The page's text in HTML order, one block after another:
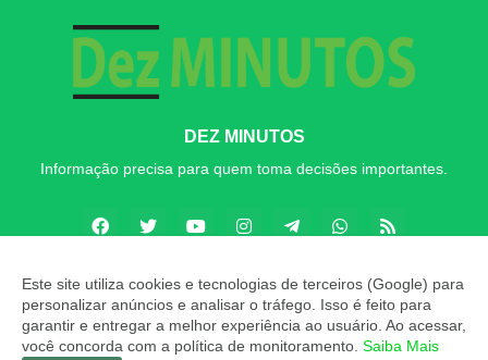
DEZ MINUTOS
Informação precisa para quem toma decisões importantes.
Copyright ©2026Dez MINUTOS
INÍCIO SOBRE CONTATO LGPD EXPEDIENTE
Este site utiliza cookies e tecnologias de terceiros (Google) para
personalizar anúncios e analisar o tráfego. Isso é feito para
garantir e entregar a melhor experiência ao usuário. Ao acessar,
você concorda com a política de monitoramento. Saiba Mais